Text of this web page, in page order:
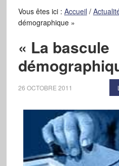
Vous êtes ici : Accueil /
démographique »
« La bascule
26 OCTOBRE 2011